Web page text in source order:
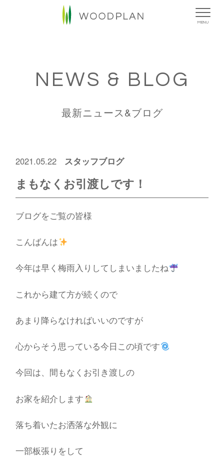
NEWS & BLOG
最新ニュース&ブログ
2021.05.22 スタッフブログ
まもなくお引渡しです！
ブログをご覧の皆様
こんばんは
今年は早く梅雨入りしてしまいましたね
これから建て方が続くので
あまり降らなければいいのですが
心からそう思っている今日この頃です
今回は、間もなくお引き渡しの
お家を紹介します
落ち着いたお洒落な外観に
一部板張りをして
MENU